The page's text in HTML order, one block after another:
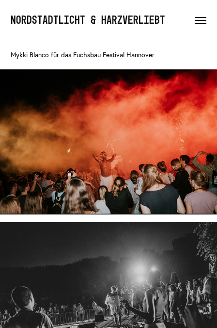
NORDSTADTLICHT & HARZVERLIEBT
Mykki Blanco für das Fuchsbau Festival Hannover